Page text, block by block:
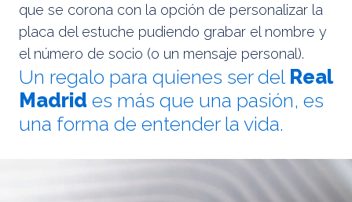
que se corona con la opción de personalizar la
placa del estuche pudiendo grabar el nombre y
el número de socio (o un mensaje personal).
Un regalo para quienes ser del Real
Madrid es más que una pasión, es
una forma de entender la vida.